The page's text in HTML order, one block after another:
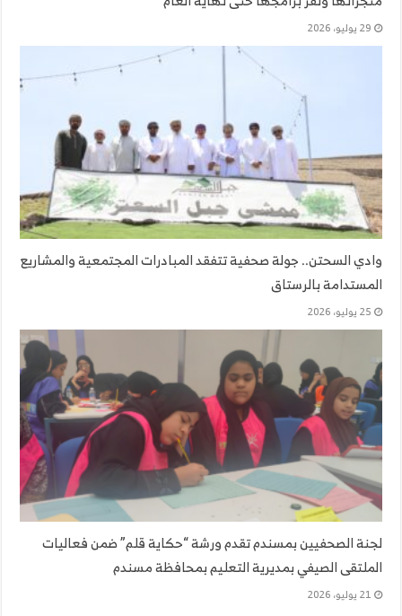
29 يوليو، 2026
وادي السحتن.. جولة صحفية تتفقد المبادرات المجتمعية والمشاريع
المستدامة بالرستاق
25 يوليو، 2026
لجنة الصحفيين بمسندم تقدم ورشة “حكاية قلم” ضمن فعاليات
الملتقى الصيفي بمديرية التعليم بمحافظة مسندم
21 يوليو، 2026